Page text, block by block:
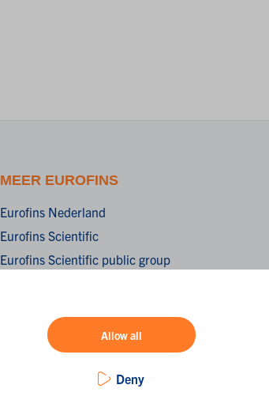
Allow all
Deny
MEER EUROFINS
Eurofins Nederland
Eurofins Scientific
Eurofins Scientific public group
Eurofins Careers